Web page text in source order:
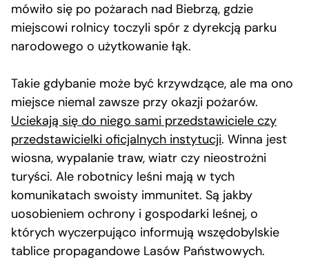
mówiło się po pożarach nad Biebrzą, gdzie
miejscowi rolnicy toczyli spór z dyrekcją parku
narodowego o użytkowanie łąk.
Takie gdybanie może być krzywdzące, ale ma ono
miejsce niemal zawsze przy okazji pożarów.
Uciekają się do niego sami przedstawiciele czy
przedstawicielki oficjalnych instytucji. Winna jest
wiosna, wypalanie traw, wiatr czy nieostrożni
turyści. Ale robotnicy leśni mają w tych
komunikatach swoisty immunitet. Są jakby
uosobieniem ochrony i gospodarki leśnej, o
których wyczerpująco informują wszędobylskie
tablice propagandowe Lasów Państwowych.